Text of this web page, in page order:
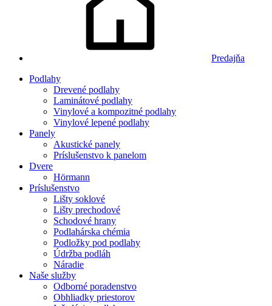
Predajňa
Podlahy
Drevené podlahy
Laminátové podlahy
Vinylové a kompozitné podlahy
Vinylové lepené podlahy
Panely
Akustické panely
Príslušenstvo k panelom
Dvere
Hörmann
Príslušenstvo
Lišty soklové
Lišty prechodové
Schodové hrany
Podlahárska chémia
Podložky pod podlahy
Údržba podláh
Náradie
Naše služby
Odborné poradenstvo
Obhliadky priestorov